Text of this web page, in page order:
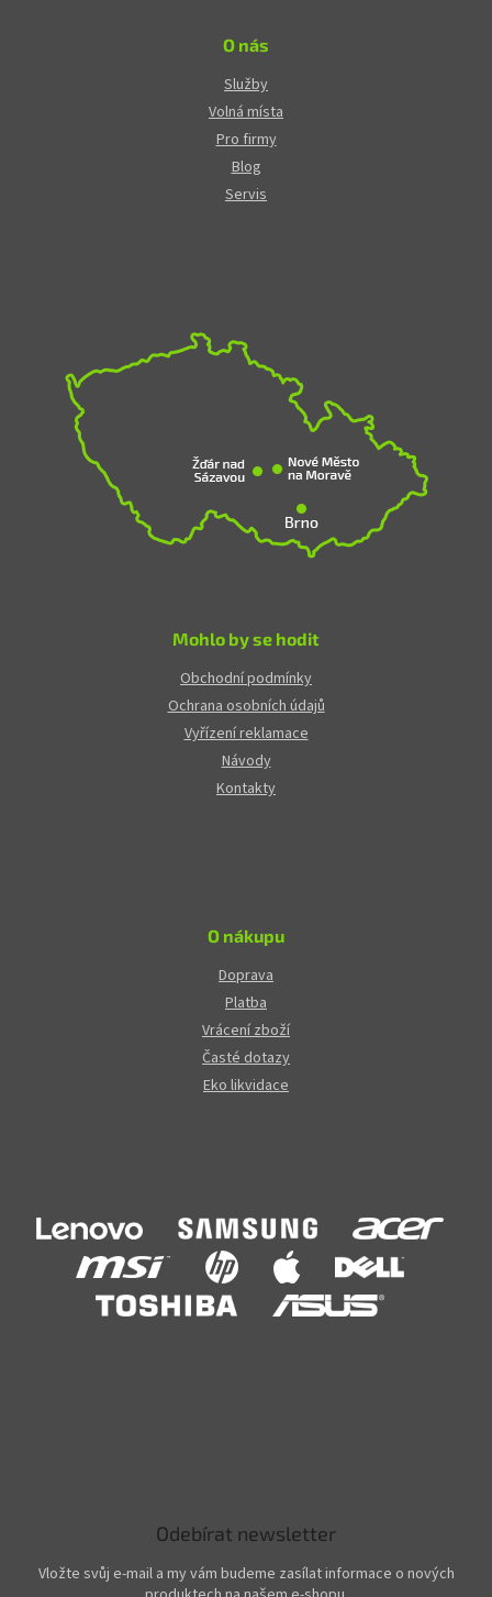
O nás
Služby
Volná místa
Pro firmy
Blog
Servis
Mohlo by se hodit
Obchodní podmínky
Ochrana osobních údajů
Vyřízení reklamace
Návody
Kontakty
O nákupu
Doprava
Platba
Vrácení zboží
Časté dotazy
Eko likvidace
Odebírat newsletter
Vložte svůj e-mail a my vám budeme zasílat informace o nových